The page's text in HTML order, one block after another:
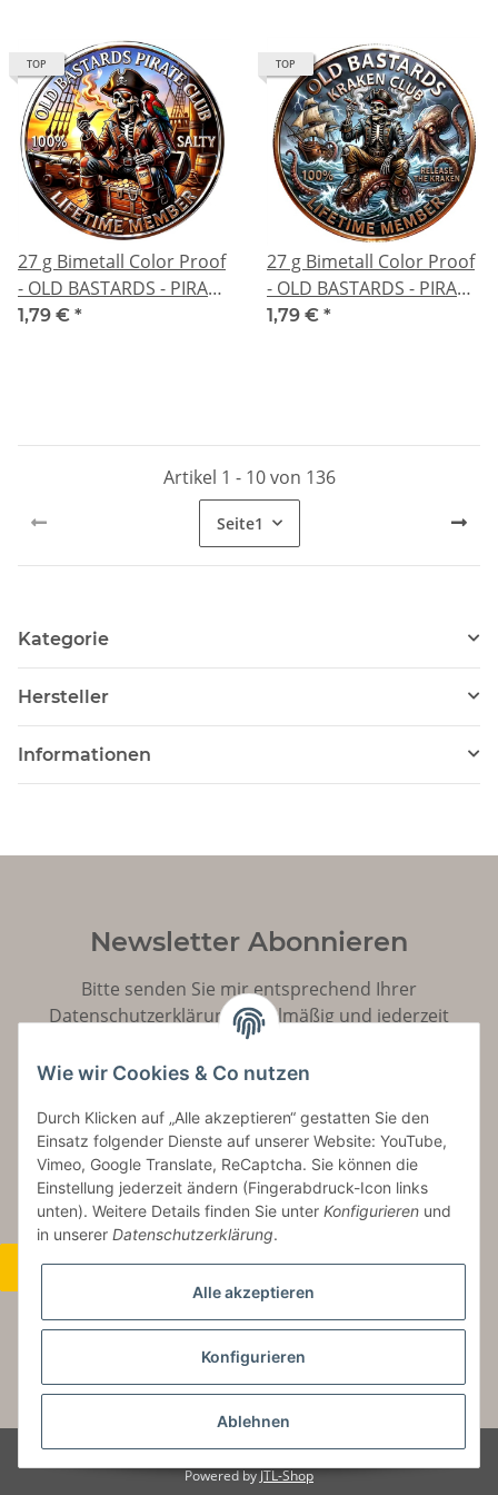
TOP
27 g Bimetall Color Proof
- OLD BASTARDS - PIRAT -
100 % Salty RUM - 3.
1,79 € *
TOP
27 g Bimetall Color Proof
- OLD BASTARDS - PIRAT -
Release the Kraken - 2.
1,79 € *
Artikel 1 - 10 von 136
Seite1
Kategorie
Hersteller
Informationen
Newsletter Abonnieren
Bitte senden Sie mir entsprechend Ihrer
Datenschutzerklärungregelmäßig und jederzeit
widerruflich Informationen zu Ihrem Produktsortiment
per E-Mail zu.
Abonnieren
Widerrufsbutton
* Alle Preise inkl. gesetzlicher USt., zzgl.Versand
© Copyright by Aurinum.de
Powered byJTL-Shop
Wie wir Cookies & Co nutzen
Durch Klicken auf „Alle akzeptieren“ gestatten Sie den
Einsatz folgender Dienste auf unserer Website: YouTube,
Vimeo, Google Translate, ReCaptcha. Sie können die
Einstellung jederzeit ändern (Fingerabdruck-Icon links
unten). Weitere Details finden Sie unter Konfigurieren und
in unserer Datenschutzerklärung.
Alle akzeptieren
Konfigurieren
Ablehnen